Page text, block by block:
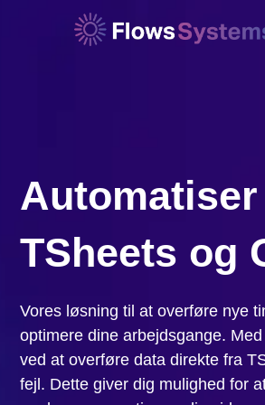
TSheets og
Vores løsning til at overføre nye
optimere dine arbejdsgange.
ved at overføre data direkte fra
fejl. Dette giver dig mulighed for